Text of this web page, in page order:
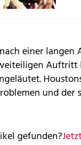
einer
Auftritt
und der
gefunden?